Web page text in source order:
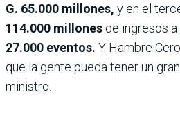
G. 65.000 millones, y en el
114.000 millones de ingresos
27.000 eventos. Y Hambre
que la gente pueda tener un
ministro.